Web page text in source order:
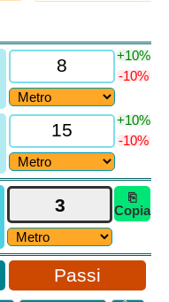
+10%
-10%
+10%
-10%
⎘
Copia
Passi